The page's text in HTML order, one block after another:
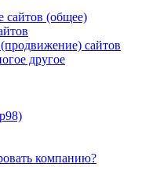
сайтов (общее)
сайтов
другое
компанию?